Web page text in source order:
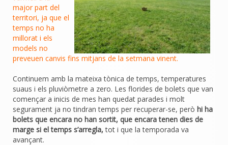
major part del
territori, ja que el
temps no ha
millorat i els
models no
preveuen canvis fins mitjans de la setmana vinent.
Continuem amb la mateixa tònica de temps, temperatures
suaus i els pluviòmetre a zero. Les florides de bolets que van
començar a inicis de mes han quedat parades i molt
segurament ja no tindran temps per recuperar-se, però hi ha
bolets que encara no han sortit, que encara tenen dies de
marge si el temps s’arregla, tot i que la temporada va
avançant.